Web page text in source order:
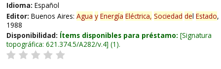
Idioma: Español
Editor: Buenos Aires: Agua y Energía Eléctrica, Sociedad del Estado,
1988
Disponibilidad: Ítems disponibles para préstamo: Signatura
topográfica: 621.374.5/A282/v.4 (1).